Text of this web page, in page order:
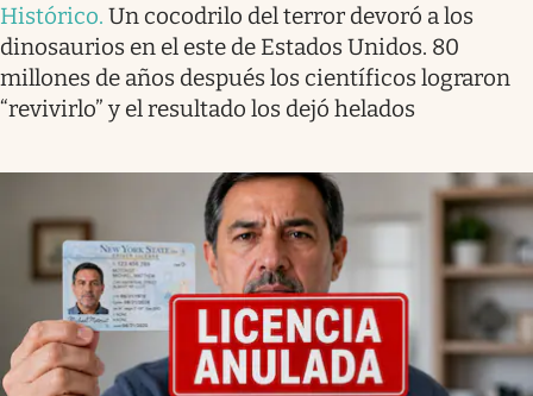
Histórico. Un cocodrilo del terror devoró a los
dinosaurios en el este de Estados Unidos. 80
millones de años después los científicos lograron
“revivirlo” y el resultado los dejó helados